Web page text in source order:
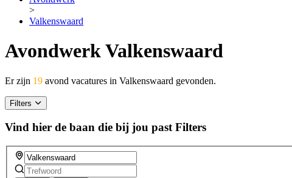
>
Valkenswaard
Avondwerk Valkenswaard
Er zijn 19 avond vacatures in Valkenswaard gevonden.
Filters
Vind hier de baan die bij jou past Filters